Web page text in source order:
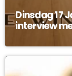
Dinsdag 17
interview